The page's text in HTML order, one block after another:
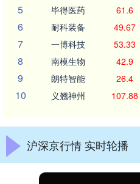
5 毕得医药 61.6
6 耐科装备 49.67
7 一博科技 53.33
8 南模生物 42.9
9 朗特智能 26.4
10 义翘神州 107.88
沪深京行情 实时轮播